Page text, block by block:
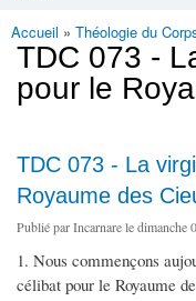
Vous êtes ici
Accueil » Théologie du
TDC 073 -
pour le
TDC 073 - La
Royaume des
Publié parIncarnarele dimanche
1. Nous commençons
célibat pour le Royaume